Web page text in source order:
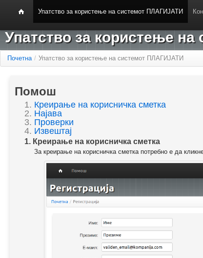
Упатство за користење на системот ПЛАГИЈАТИ
Упатство за користење
Почетна / Упатство за користење на системот ПЛАГИЈАТИ
Помош
1. Креирање на корисничка сметка
2. Најава
3. Проверки
4. Извештај
1. Креирање на корисничка сметка
За креирање на корисничка сметка потребно е да